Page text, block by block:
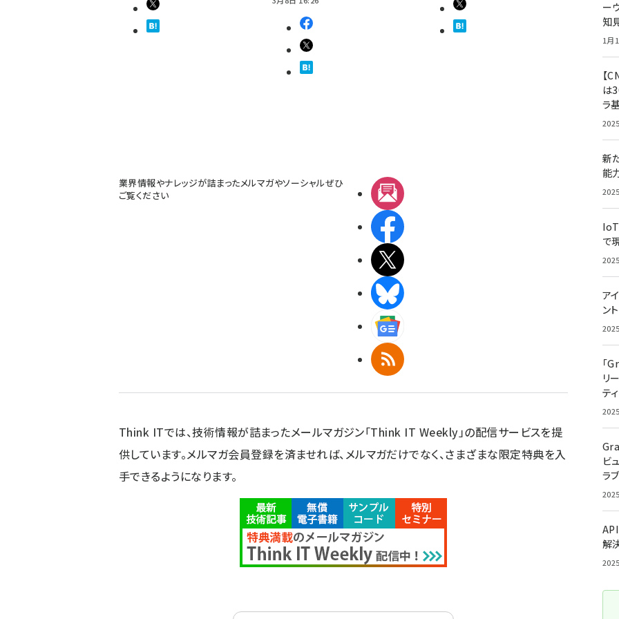
業界情報やナレッジが詰まったメルマガやソーシャルぜひ
ご覧ください
RSS
Think ITでは、技術情報が詰まったメールマガジン「Think IT Weekly」の配信サービスを提
供しています。メルマガ会員登録を済ませれば、メルマガだけでなく、さまざまな限定特典を入
手できるようになります。
ー
知
1月
【
は
ラ
新
能
で
ア
ン
「
リ
テ
ビ
ラ
解